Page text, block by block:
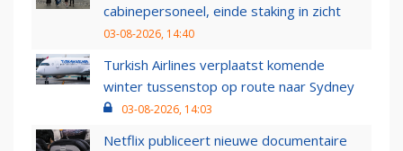
cabinepersoneel, einde staking in zicht
03-08-2026, 14:40
Turkish Airlines verplaatst komende
winter tussenstop op route naar Sydney
03-08-2026, 14:03
Netflix publiceert nieuwe documentaire